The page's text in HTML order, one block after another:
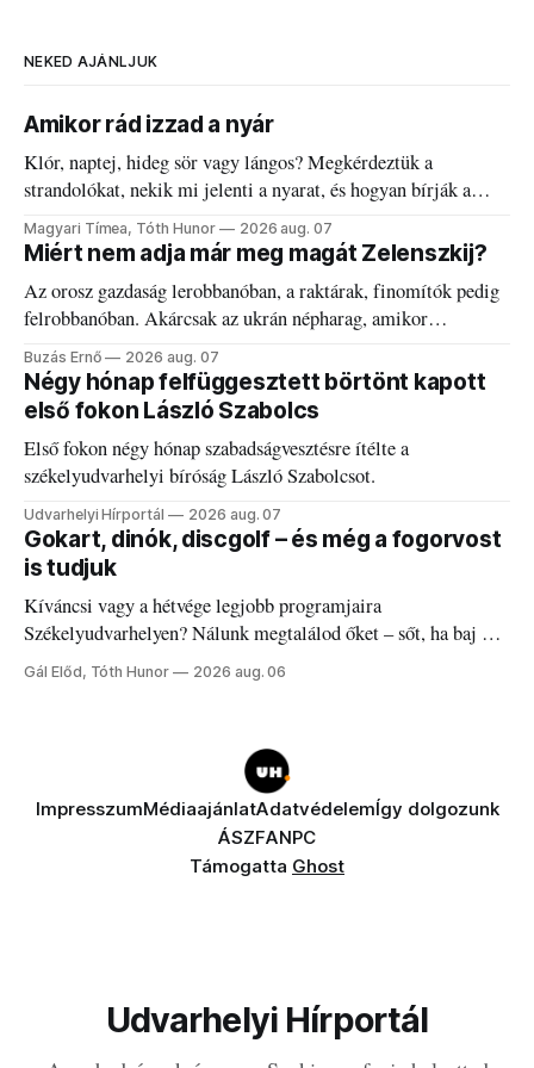
NEKED AJÁNLJUK
Amikor rád izzad a nyár
Klór, naptej, hideg sör vagy lángos? Megkérdeztük a
strandolókat, nekik mi jelenti a nyarat, és hogyan bírják a
kánikulát.
Magyari Tímea, Tóth Hunor 2026 aug. 07
Miért nem adja már meg magát Zelenszkij?
Az orosz gazdaság lerobbanóban, a raktárak, finomítók pedig
felrobbanóban. Akárcsak az ukrán népharag, amikor
elégedetlen vezetőivel.
Buzás Ernő 2026 aug. 07
Négy hónap felfüggesztett börtönt kapott
első fokon László Szabolcs
Első fokon négy hónap szabadságvesztésre ítélte a
székelyudvarhelyi bíróság László Szabolcsot.
Udvarhelyi Hírportál 2026 aug. 07
Gokart, dinók, discgolf – és még a fogorvost
is tudjuk
Kíváncsi vagy a hétvége legjobb programjaira
Székelyudvarhelyen? Nálunk megtalálod őket – sőt, ha baj van
a fogaddal, a fogorvosi ügyeletet is!
Gál Előd, Tóth Hunor 2026 aug. 06
ImpresszumMédiaajánlatAdatvédelemÍgy dolgozunk
ÁSZFANPC
Támogatta Ghost
Udvarhelyi Hírportál